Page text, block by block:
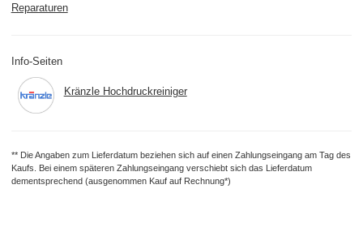
Reparaturen
Info-Seiten
Kränzle Hochdruckreiniger
** Die Angaben zum Lieferdatum beziehen sich auf einen Zahlungseingang am Tag des
Kaufs. Bei einem späteren Zahlungseingang verschiebt sich das Lieferdatum
dementsprechend (ausgenommen Kauf auf Rechnung*)